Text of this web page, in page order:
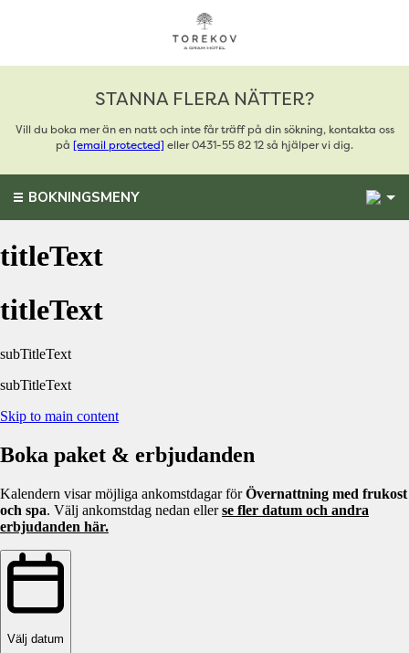
STANNA FLERA NÄTTER?
Vill du boka mer än en natt och inte får träff på din sökning, kontakta oss
på [email protected] eller 0431-55 82 12 så hjälper vi dig.
BOKNINGSMENY
titleText
titleText
subTitleText
subTitleText
Skip to main content
Boka paket & erbjudanden
Kalendern visar möjliga ankomstdagar förÖvernattning med frukost
och spa. Välj ankomstdag nedan ellerse fler datum och andra
erbjudanden här.
Välj datum